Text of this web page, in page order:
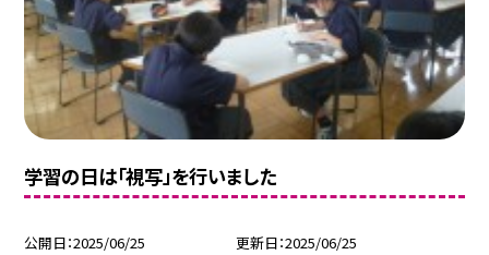
学習の日は「視写」を行いました
公開日 2025/06/25 更新日 2025/06/25